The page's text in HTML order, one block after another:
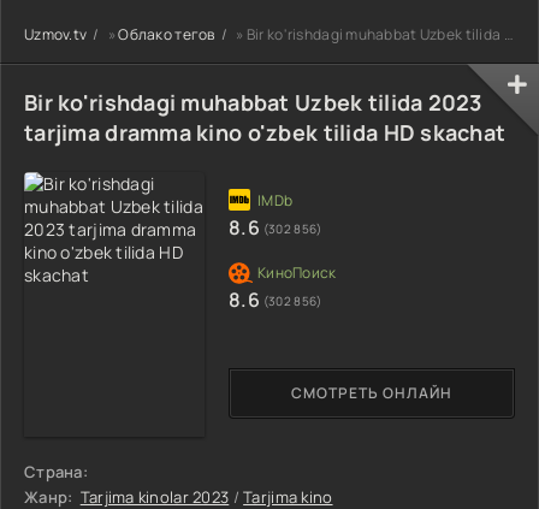
tarjima kino Full
HD tas-ix
Uzmov.tv »Облако тегов » Bir ko'rishdagi muhabbat Uzbek tilida 2023 tarjima dramma kino o'zbek tilida HD skachat
Bir ko'rishdagi muhabbat Uzbek tilida 2023
tarjima dramma kino o'zbek tilida HD skachat
Страна:
Жанр: Tarjima kinolar 2023 /Tarjima kino
СМОТРЕТЬ ОНЛАЙН
8.6 (302 856)
8.6 (302 856)